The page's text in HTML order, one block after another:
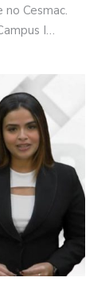
Cesmac.
I…